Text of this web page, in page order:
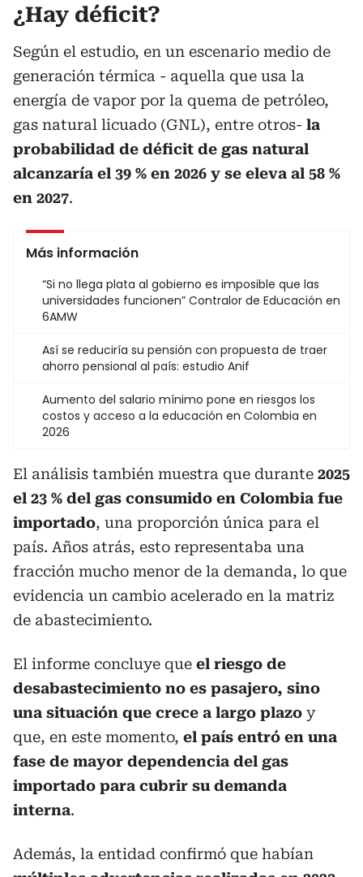
¿Hay déficit?
Según el estudio, en un escenario medio de
generación térmica - aquella que usa la
energía de vapor por la quema de petróleo,
gas natural licuado (GNL), entre otros- la
probabilidad de déficit de gas natural
alcanzaría el 39 % en 2026 y se eleva al 58 %
en 2027.
Más información
“Si no llega plata al gobierno es imposible que las
universidades funcionen” Contralor de Educación en
6AMW
Así se reduciría su pensión con propuesta de traer
ahorro pensional al país: estudio Anif
Aumento del salario mínimo pone en riesgos los
costos y acceso a la educación en Colombia en
2026
El análisis también muestra que durante 2025
el 23 % del gas consumido en Colombia fue
importado, una proporción única para el
país. Años atrás, esto representaba una
fracción mucho menor de la demanda, lo que
evidencia un cambio acelerado en la matriz
de abastecimiento.
El informe concluye que el riesgo de
desabastecimiento no es pasajero, sino
una situación que crece a largo plazo y
que, en este momento, el país entró en una
fase de mayor dependencia del gas
importado para cubrir su demanda
interna.
Además, la entidad confirmó que habían